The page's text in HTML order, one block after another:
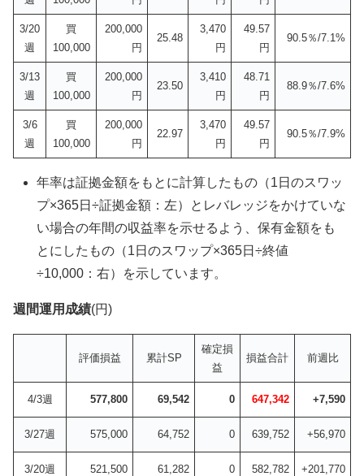
3/20
週
買
100,000
200,000
円
25.48
3,470
円
49.57
円
90.5％/7.1%
3/13
週
買
100,000
200,000
円
23.50
3,410
円
48.71
円
88.9％/7.6%
3/6
週
買
100,000
200,000
円
22.97
3,470
円
49.57
円
90.5％/7.9%
年率は証拠金額をもとに計算したもの（1日のスワッ
プ×365日÷証拠金額：左）とレバレッジをかけていな
い場合の年間の収益率を示せるよう、保有金額をも
とにしたもの（1日のスワップ×365日÷終値
÷10,000：右）を示しています。
週間運用成績(円)
評価損益 累計SP
確定損
益
損益合計 前週比
4/3週 577,800 69,542 0 647,342 +7,590
3/27週 575,000 64,752 0 639,752 +56,970
3/20週 521,500 61,282 0 582,782 +201,770